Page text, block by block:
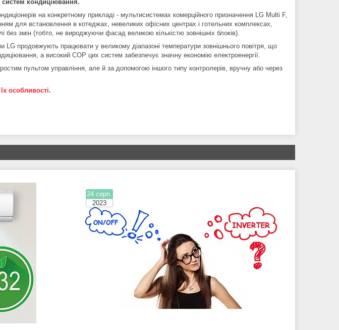
систем кондиціювання.
на конкретному прикладі - мультисистемах комерційного призначення LG Multi F,
для встановлення в котеджах, невеликих офісних центрах і готельних комплексах,
без змін (тобто, не вироджуючи фасад великою кількістю зовнішніх блоків).
LG продовжують працювати у великому діапазоні температури зовнішнього повітря, що
а високий СОР цих систем забезпечує значну економію електроенергії.
пультом управління, але й за допомогою іншого типу контролерів, вручну або через
особливості.
24 серп.
2023